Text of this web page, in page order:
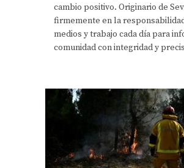
cambio positivo. Originario de
firmemente en la
medios y trabajo cada día para
comunidad con integridad y